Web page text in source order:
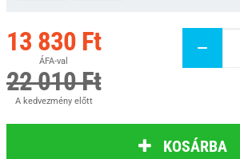
13 830 Ft
ÁFA-val
22 010 Ft
A kedvezmény előtt
KOSÁRBA